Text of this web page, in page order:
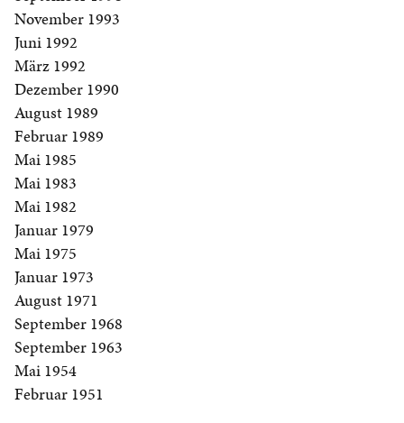
November 1993
Juni 1992
März 1992
Dezember 1990
August 1989
Februar 1989
Mai 1985
Mai 1983
Mai 1982
Januar 1979
Mai 1975
Januar 1973
August 1971
September 1968
September 1963
Mai 1954
Februar 1951